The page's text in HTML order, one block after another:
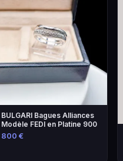
BULGARI Bagues Alliances
Modèle FEDI en Platine 900
800 €